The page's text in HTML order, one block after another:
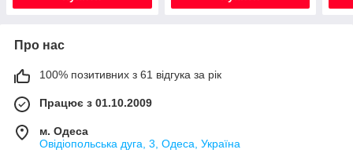
Про нас
100% позитивних з 61 відгука за рік
Працює з 01.10.2009
м. Одеса
Овідіопольська дуга, 3, Одеса, Україна